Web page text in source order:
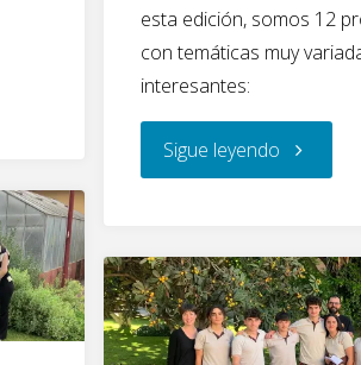
esta edición, somos 12
con temáticas muy
interesantes:
Sigue leyendo
participa
en